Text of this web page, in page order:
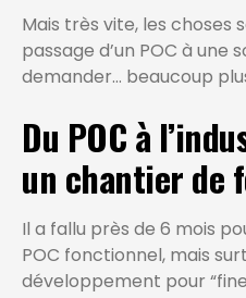
Mais très vite, les choses
passage d’un POC à une
demander… beaucoup
Du POC à
un chantier de
Il a fallu près de 6 mois
POC fonctionnel, mais
développement pour